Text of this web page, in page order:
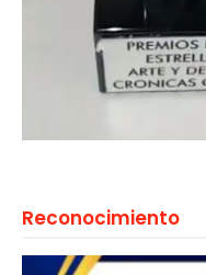
Reconocimiento